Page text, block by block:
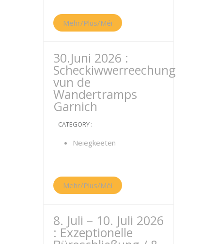
Mehr/Plus/Méi
30.Juni 2026 :
Scheckiwwerreechung
vun de
Wandertramps
Garnich
CATEGORY :
Neiegkeeten
Mehr/Plus/Méi
8. Juli – 10. Juli 2026
: Exzeptionelle